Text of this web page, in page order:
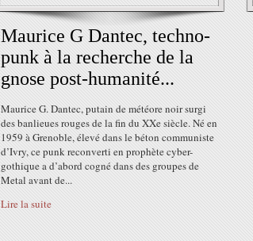
Maurice G Dantec, techno-
punk à la recherche de la
gnose post-humanité...
Maurice G. Dantec, putain de météore noir surgi
des banlieues rouges de la fin du XXe siècle. Né en
1959 à Grenoble, élevé dans le béton communiste
d’Ivry, ce punk reconverti en prophète cyber-
gothique a d’abord cogné dans des groupes de
Metal avant de...
Lire la suite